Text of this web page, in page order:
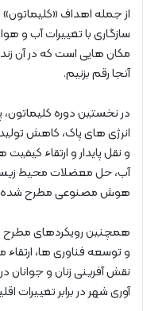
از جمله اهداف «کلیماتون»
سازگاری با تغییرات آب و
مکان هایی است که در آن
آنجا رقم بزنیم.
در نخستین دوره
انرژی های پاک، کاهش
و نقل پایدار و ارتقاء کیفیت
آب، حل معضلات محیط
هوش مصنوعی مطرح
همچنین رویکردهای مطرح
و توسعه فناوری ها،
نقش آفرینی زنان و جوانان
آوری شهر در برابر تغییرات